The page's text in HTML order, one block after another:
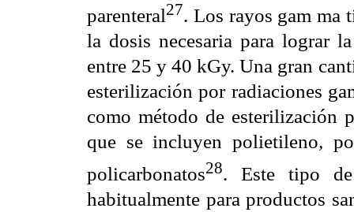
parenteral27. Los rayos gam ma
la dosis necesaria para lograr
entre 25 y 40 kGy. Una gran
esterilización por radiaciones
como método de esterilización
que se incluyen polietileno,
policarbonatos28. Este tipo
habitualmente para productos